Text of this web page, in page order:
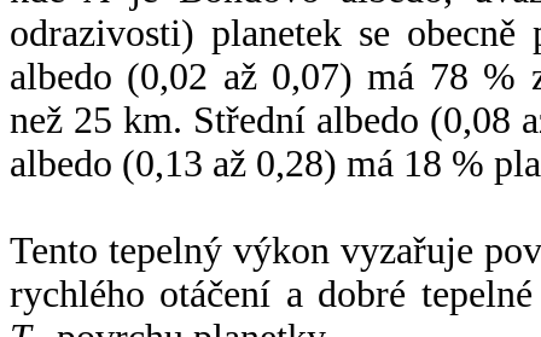
odrazivosti) planetek se
albedo (0,02 až 0,07) má 78 %
než 25 km. Střední albedo (0,08
albedo (0,13 až 0,28) má 18 %
Tento tepelný výkon vyzařuje
rychlého otáčení a dobré